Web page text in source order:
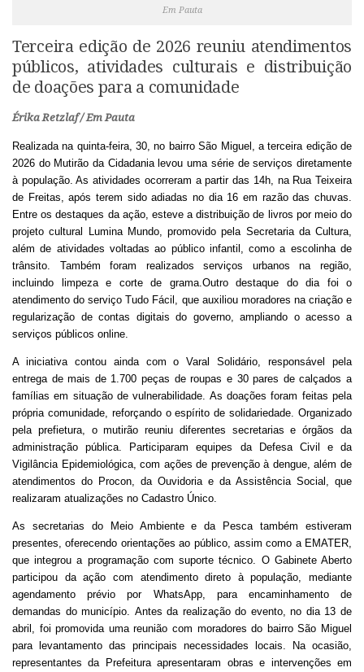
Em Pauta
Terceira edição de 2026 reuniu atendimentos
públicos, atividades culturais e distribuição
de doações para a comunidade
Érika Retzlaf / Em Pauta
Realizada na quinta-feira, 30, no bairro São Miguel, a terceira edição de
2026 do Mutirão da Cidadania levou uma série de serviços diretamente
à população. As atividades ocorreram a partir das 14h, na Rua Teixeira
de Freitas, após terem sido adiadas no dia 16 em razão das chuvas.
Entre os destaques da ação, esteve a distribuição de livros por meio do
projeto cultural Lumina Mundo, promovido pela Secretaria da Cultura,
além de atividades voltadas ao público infantil, como a escolinha de
trânsito. Também foram realizados serviços urbanos na região,
incluindo limpeza e corte de grama. Outro destaque do dia foi o
atendimento do serviço Tudo Fácil, que auxiliou moradores na criação e
regularização de contas digitais do governo, ampliando o acesso a
serviços públicos online.
A iniciativa contou ainda com o Varal Solidário, responsável pela
entrega de mais de 1.700 peças de roupas e 30 pares de calçados a
famílias em situação de vulnerabilidade. As doações foram feitas pela
própria comunidade, reforçando o espírito de solidariedade. Organizado
pela prefietura, o mutirão reuniu diferentes secretarias e órgãos da
administração pública. Participaram equipes da Defesa Civil e da
Vigilância Epidemiológica, com ações de prevenção à dengue, além de
atendimentos do Procon, da Ouvidoria e da Assistência Social, que
realizaram atualizações no Cadastro Único.
As secretarias do Meio Ambiente e da Pesca também estiveram
presentes, oferecendo orientações ao público, assim como a EMATER,
que integrou a programação com suporte técnico. O Gabinete Aberto
participou da ação com atendimento direto à população, mediante
agendamento prévio por WhatsApp, para encaminhamento de
demandas do município. Antes da realização do evento, no dia 13 de
abril, foi promovida uma reunião com moradores do bairro São Miguel
para levantamento das principais necessidades locais. Na ocasião,
representantes da Prefeitura apresentaram obras e intervenções em